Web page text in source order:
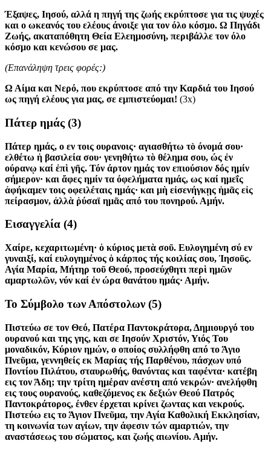
Έξαψες, Ιησού, αλλά η πηγή της ζωής εκρύπτοσε για τις ψυχές
και ο ωκεανός του ελέους άνοιξε για τον όλο κόσμο. Ω Πηγάδι
Ζωής, ακαταπόθητη Θεία Ελεημοσύνη, περιβάλλε τον όλο
κόσμο και κενώσου σε μας.
(Επανάληψη τρεις φορές:)
Ω Αίμα και Νερό, που εκρύπτοσε από την Καρδιά του Ιησού
ως πηγή ελέους για μας, σε εμπιστεύομαι! (3x)
Πάτερ ημάς (3)
Πάτερ ημάς, ο εν τοις ουρανοις· αγιασθήτω τò όνομά σου·
ελθέτω ἡ βασιλεία σου· γενηθήτω τὸ θέλημα σου, ώς ἐν
ούρανῳ καί ἐπὶ γῆς. Τόν άρτον ημάς τον επιούσιον δός ημίν
σήμερον· και ἄφες ημίν τα όφελήματα ημάς, ως καί ημεΐς
ἀφήκαμεν τοις οφειλέταις ημάς· και μὴ εἰσενήγκῃς ἡμᾶς εἰς
πείρασμον, ἀλλὰ ῥύσαϊ ημᾶς από του πονηρού. Αμήν.
Εισαγγελία (4)
Χαίρε, κεχαριτωμένη· ὁ κύριος μετὰ σοῦ. Ευλογημένη σύ εν
γυναιξί, καί ευλογημένος ὁ κάρπος τής κοιλίας σου, Ἰησοῦς.
Αγία Μαρία, Μήτηρ τοῦ Θεού, προσεύχθητι περὶ ημῶν
αμαρτωλῶν, νύν καί ἐν ώρα θανάτου ημάς· Αμήν.
Το Σύμβολο των Απόστολων(5)
Πιστεύω σε τον Θεό, Πατέρα Παντοκράτορα, Δημιουργό του
ουρανού και της γης, και σε Ιησούν Χριστόν, Υιός Του
μοναδικόν, Κύριον ημών, ο οποίος συλλήφθη από το Άγιο
Πνεῦμα, γεννηθείς εκ Μαρίας τής Παρθένου, πάσχων υπό
Ποντίου Πιλάτου, σταυρωθής, θανόντας και ταφέντα· κατέβη
εις τον Άδη; την τρίτη ημέραν ανέστη από νεκρών· ανελήφθη
εις τους ουρανούς, καθεζόμενος εκ δεξιών Θεού Πατρός
Παντοκράτορος, ένθεν έρχεται κρίνει ζωντας και νεκρούς.
Πιστεύω εις το Άγιον Πνεῦμα, την Αγία Καθολική Εκκλησίαν,
τη κοινωνία των αγίων, την άφεσιν τών αμαρτιών, την
αναστάσεως του σώματος, και ζωής αιωνίου. Αμήν.